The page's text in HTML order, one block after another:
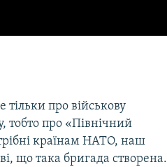
про військову
тобто про «Північний
країнам НАТО, наш
що така бригада створена.